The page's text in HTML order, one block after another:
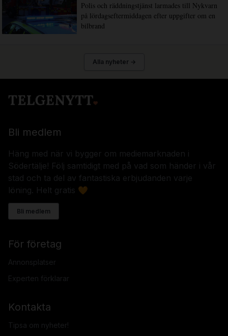
Polis och räddningstjänst larmades till Nykvarn
på lördagseftermiddagen efter uppgifter om en
bilbrand
Alla nyheter →
Bli medlem
Häng med när vi bygger om mediemarknaden i
Södertälje! Följ samtidigt med på vad som händer i vår
stad och ta del av fantastiska erbjudanden varje
löning. Helt gratis 🧡
Bli medlem
För företag
Annonsplatser
Experten förklarar
Kontakta
Tipsa om nyheter!